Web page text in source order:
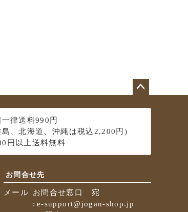
一律送料990円
島、北海道、沖縄は税込2,200円)
円以上送料無料
お問合せ先
メール
お問合せ窓口 宛
e-support@jogan-shop.jp